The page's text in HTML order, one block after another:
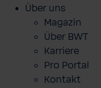
Über uns
Magazin
Über BWT
Karriere
Pro Portal
Kontakt